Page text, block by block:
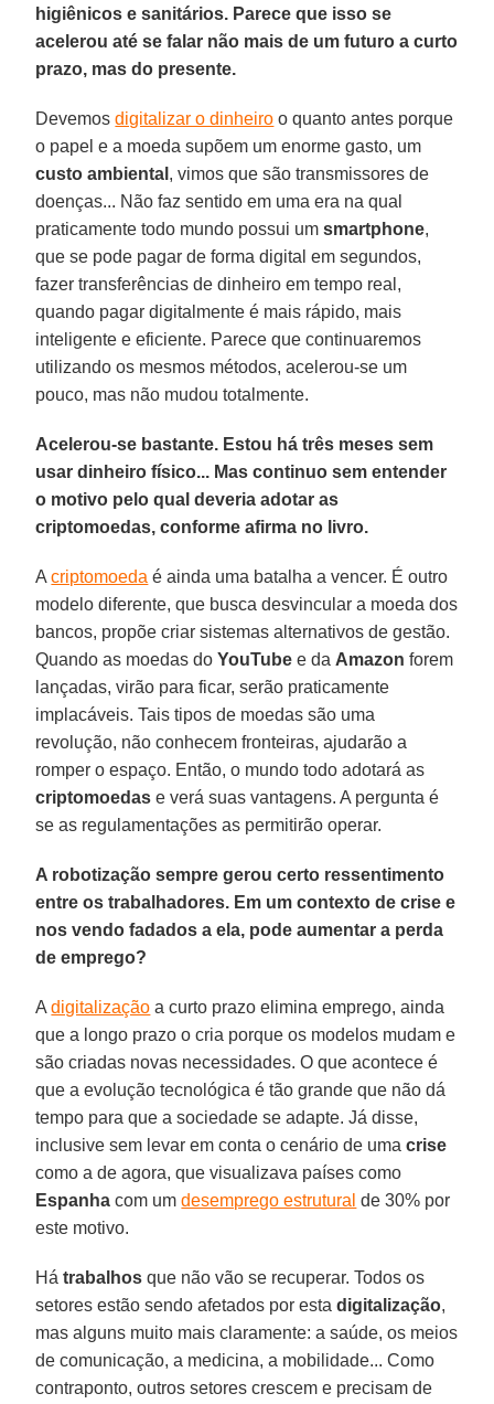
higiênicos e sanitários. Parece que isso se
acelerou até se falar não mais de um futuro a curto
prazo, mas do presente.
Devemosdigitalizar o dinheiro o quanto antes porque
o papel e a moeda supõem um enorme gasto, um
custo ambiental , vimos que são transmissores de
doenças... Não faz sentido em uma era na qual
praticamente todo mundo possui umsmartphone,
que se pode pagar de forma digital em segundos,
fazer transferências de dinheiro em tempo real,
quando pagar digitalmente é mais rápido, mais
inteligente e eficiente. Parece que continuaremos
utilizando os mesmos métodos, acelerou-se um
pouco, mas não mudou totalmente.
Acelerou-se bastante. Estou há três meses sem
usar dinheiro físico... Mas continuo sem entender
o motivo pelo qual deveria adotar as
criptomoedas, conforme afirma no livro.
Acriptomoeda é ainda uma batalha a vencer. É outro
modelo diferente, que busca desvincular a moeda dos
bancos, propõe criar sistemas alternativos de gestão.
Quando as moedas doYouTube e da Amazon forem
lançadas, virão para ficar, serão praticamente
implacáveis. Tais tipos de moedas são uma
revolução, não conhecem fronteiras, ajudarão a
romper o espaço. Então, o mundo todo adotará as
criptomoedas e verá suas vantagens. A pergunta é
se as regulamentações as permitirão operar.
A robotização sempre gerou certo ressentimento
entre os trabalhadores. Em um contexto de crise e
nos vendo fadados a ela, pode aumentar a perda
de emprego?
Adigitalização a curto prazo elimina emprego, ainda
que a longo prazo o cria porque os modelos mudam e
são criadas novas necessidades. O que acontece é
que a evolução tecnológica é tão grande que não dá
tempo para que a sociedade se adapte. Já disse,
inclusive sem levar em conta o cenário de umacrise
como a de agora, que visualizava países como
Espanha com umdesemprego estrutural de 30% por
este motivo.
Hátrabalhos que não vão se recuperar. Todos os
setores estão sendo afetados por estadigitalização,
mas alguns muito mais claramente: a saúde, os meios
de comunicação, a medicina, a mobilidade... Como
contraponto, outros setores crescem e precisam de